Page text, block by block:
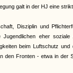
galt in der HJ eine
Disziplin und
Jugendlichen eher
beim Luftschutz
den Fronten - etwa in